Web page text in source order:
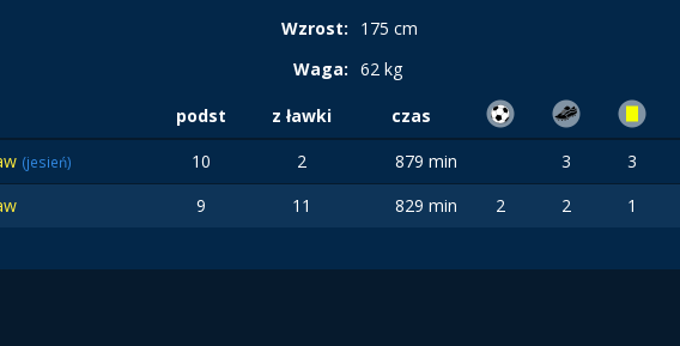
Wzrost:
175 cm
Waga: 62 kg
podst z ławki
czas
(jesień) 10 2 879 min 3 3
9 11 829 min 2 2 1